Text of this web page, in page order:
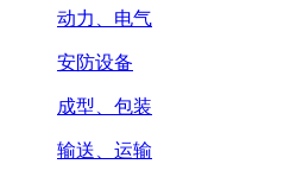
动力、电气
安防设备
成型、包装
输送、运输